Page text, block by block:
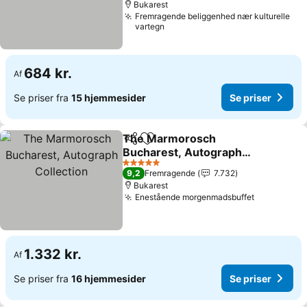
Bukarest
Fremragende beliggenhed nær kulturelle
vartegn
Af 684 kr.
Se priser fra 15 hjemmesider Se priser
Del Føj til favoritter
The Marmorosch
Bucharest, Autograph
Collection
Se priser
5 Stjerner
9,2 Fremragende
7.732
Bukarest
Enestående morgenmadsbuffetSe priser
Af 1.332 kr.
Se priser fra 16 hjemmesider Se priser